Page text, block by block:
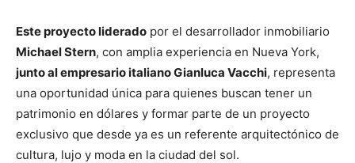
Este proyecto liderado por el desarrollador inmobiliario
Michael Stern, con amplia experiencia en Nueva York,
junto al empresario italiano Gianluca Vacchi, representa
una oportunidad única para quienes buscan tener un
patrimonio en dólares y formar parte de un proyecto
exclusivo que desde ya es un referente arquitectónico de
cultura, lujo y moda en la ciudad del sol.